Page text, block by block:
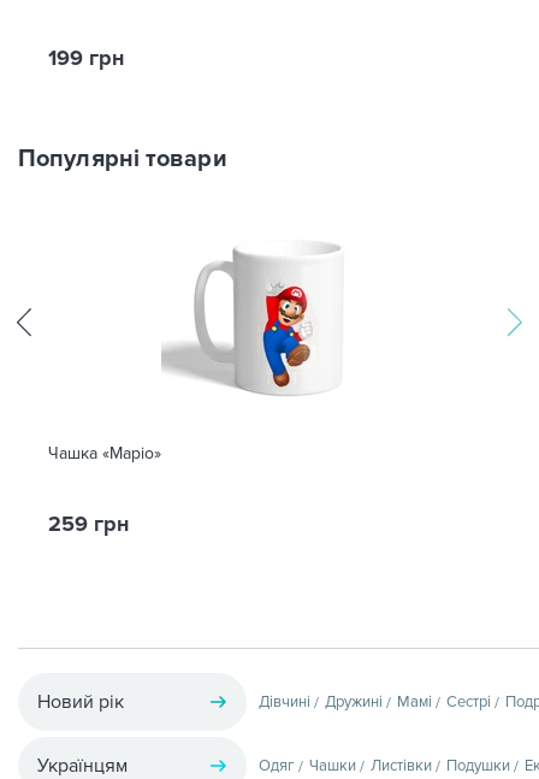
199 грн
Популярні товари
Чашка «Маріо»
259 грн
Новий рік Дівчині Дружині Мамі Сестрі
Українцям Одяг Чашки Листівки Подушки